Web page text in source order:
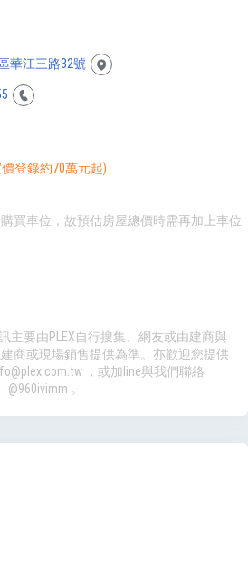
華江三路32號
登錄約70萬元起)
買車位，故預估房屋總價時需再加上車位
主要由PLEX自行搜集、網友或由建商與
商或現場銷售提供為準。亦歡迎您提供
，或加line與我們聯絡
@960ivimm 。